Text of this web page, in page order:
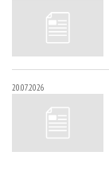
20.07.2026